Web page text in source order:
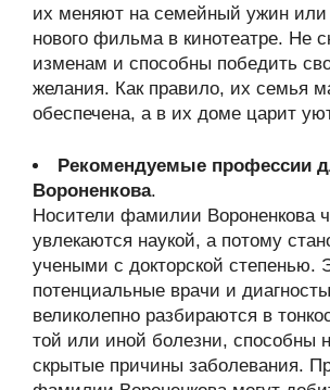
их меняют на семейный ужин или
нового фильма в кинотеатре. Не
изменам и способны победить
желания. Как правило, их семья
обеспечена, а в их доме царит
Рекомендуемые профессии
Вороненкова.
Носители фамилии Вороненкова
увлекаются наукой, а потому
учеными с докторской степенью.
потенциальные врачи и
великолепно разбираются в
той или иной болезни, способны
скрытые причины заболевания.